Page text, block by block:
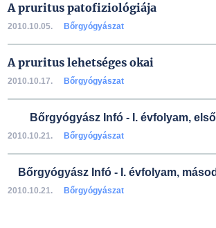
A pruritus patofiziológiája
2010.10.05. Bőrgyógyászat
A pruritus lehetséges okai
2010.10.17. Bőrgyógyászat
Bőrgyógyász Infó - I. évfolyam,
2010.10.21. Bőrgyógyászat
Bőrgyógyász Infó - I. évfolyam,
2010.10.21. Bőrgyógyászat